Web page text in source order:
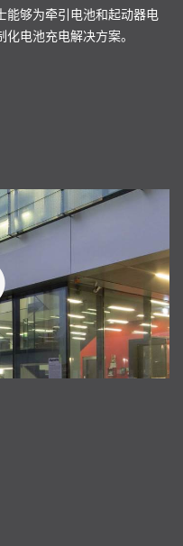
能够为牵引电池和起动器电
电池充电解决方案。